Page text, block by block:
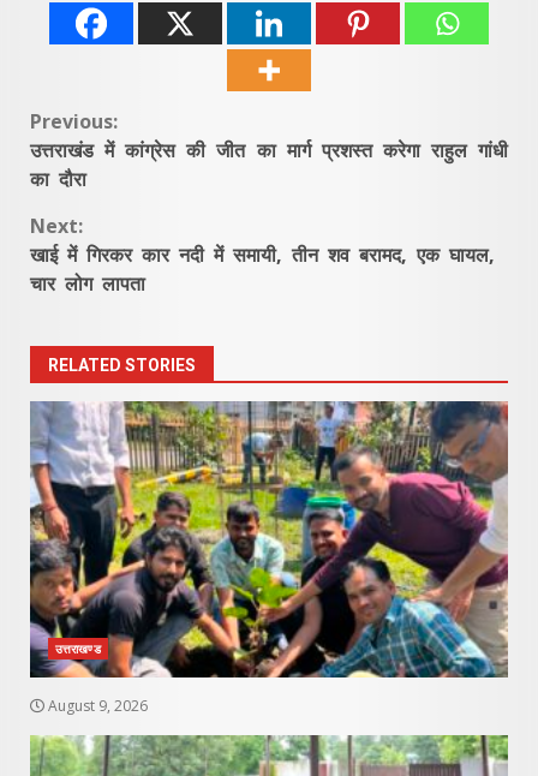
Continue
Reading
Previous:
उत्तराखंड में कांग्रेस की जीत का मार्ग प्रशस्त करेगा राहुल गांधी
का दौरा
Next:
खाई में गिरकर कार नदी में समायी, तीन शव बरामद, एक घायल,
चार लोग लापता
RELATED STORIES
उत्तराखण्ड
August 9, 2026